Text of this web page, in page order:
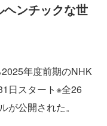
ンチックな世
年度前期のNHK
日スタート※全26
公開された。